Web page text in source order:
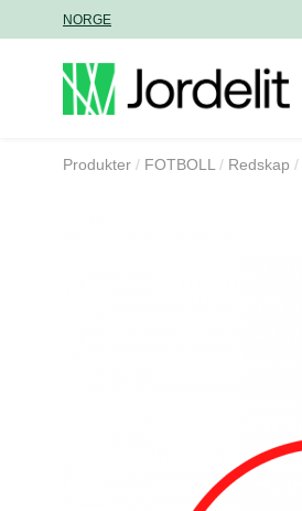
NORGE
Produkter FOTBOLL Redskap